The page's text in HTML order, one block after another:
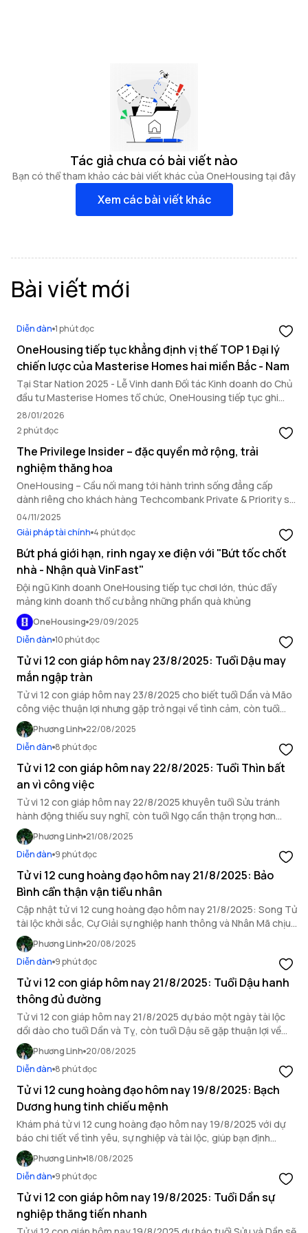
Tác giả chưa có bài viết nào
Bạn có thể tham khảo các bài viết khác của OneHousing tại đây
Xem các bài viết khác
Bài viết mới
Diễn đàn 1 phút đọc
OneHousing tiếp tục khẳng định vị thế TOP 1 Đại lý
chiến lược của Masterise Homes hai miền Bắc - Nam
Tại Star Nation 2025 - Lễ Vinh danh Đối tác Kinh doanh do Chủ
đầu tư Masterise Homes tổ chức, OneHousing tiếp tục ghi
dấu ấn nổi bật với loạt thành tích quan trọng, khẳng định năng
lực triển khai toàn diện và vai trò đối tác chiến lược hàng đầu.
28/01/2026
2 phút đọc
The Privilege Insider – đặc quyền mở rộng, trải
nghiệm thăng hoa
OneHousing – Cầu nối mang tới hành trình sống đẳng cấp
dành riêng cho khách hàng Techcombank Private & Priority sở
hữu bất động sản Masterise Homes.
04/11/2025
Giải pháp tài chính 4 phút đọc
Bứt phá giới hạn, rinh ngay xe điện với "Bứt tốc chốt
nhà - Nhận quà VinFast"
Đội ngũ Kinh doanh OneHousing tiếp tục chơi lớn, thúc đẩy
mảng kinh doanh thổ cư bằng những phần quà khủng
OneHousing 29/09/2025
Diễn đàn 10 phút đọc
Tử vi 12 con giáp hôm nay 23/8/2025: Tuổi Dậu may
mắn ngập tràn
Tử vi 12 con giáp hôm nay 23/8/2025 cho biết tuổi Dần và Mão
công việc thuận lợi nhưng gặp trở ngại về tình cảm, còn tuổi
Dậu may mắn ngập tràn.
Phương Linh 22/08/2025
Diễn đàn 8 phút đọc
Tử vi 12 con giáp hôm nay 22/8/2025: Tuổi Thìn bất
an vì công việc
Tử vi 12 con giáp hôm nay 22/8/2025 khuyên tuổi Sửu tránh
hành động thiếu suy nghĩ, còn tuổi Ngọ cần thận trọng hơn
trong mối quan hệ xã giao.
Phương Linh 21/08/2025
Diễn đàn 9 phút đọc
Tử vi 12 cung hoàng đạo hôm nay 21/8/2025: Bảo
Bình cẩn thận vận tiểu nhân
Cập nhật tử vi 12 cung hoàng đạo hôm nay 21/8/2025: Song Tử
tài lộc khởi sắc, Cự Giải sự nghiệp hanh thông và Nhân Mã chịu
ảnh hưởng bởi hung vận.
Phương Linh 20/08/2025
Diễn đàn 9 phút đọc
Tử vi 12 con giáp hôm nay 21/8/2025: Tuổi Dậu hanh
thông đủ đường
Tử vi 12 con giáp hôm nay 21/8/2025 dự báo một ngày tài lộc
dồi dào cho tuổi Dần và Tỵ, còn tuổi Dậu sẽ gặp thuận lợi về
mọi mặt.
Phương Linh 20/08/2025
Diễn đàn 8 phút đọc
Tử vi 12 cung hoàng đạo hôm nay 19/8/2025: Bạch
Dương hung tinh chiếu mệnh
Khám phá tử vi 12 cung hoàng đạo hôm nay 19/8/2025 với dự
báo chi tiết về tình yêu, sự nghiệp và tài lộc, giúp bạn định
hướng ngày mới.
Phương Linh 18/08/2025
Diễn đàn 9 phút đọc
Tử vi 12 con giáp hôm nay 19/8/2025: Tuổi Dần sự
nghiệp thăng tiến nhanh